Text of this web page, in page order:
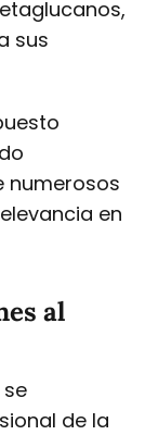
sus
numerosos
en
al
de la